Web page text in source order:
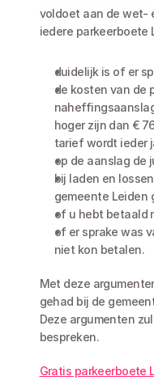
voldoet aan de wet-
iedere parkeerboete
duidelijk is of er
de kosten van de
hoger zijn dan €
tarief wordt ieder
op de aanslag de
bij laden en
gemeente Leiden
of u hebt betaald
of er sprake was
niet kon betalen.
Met deze
gehad bij de
Deze argumenten
bespreken.
Gratis parkeerboete